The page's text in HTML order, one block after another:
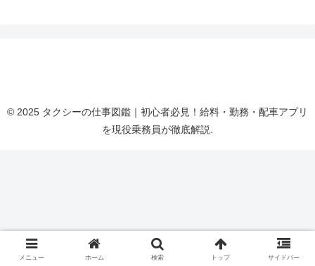
© 2025 タクシーの仕事図鑑｜初心者必見！給料・勤務・配車アプリ
を現役乗務員が徹底解説.
メニュー ホーム 検索 トップ サイドバー